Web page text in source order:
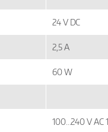
24 V DC
2,5 A
60 W
100...240 V AC